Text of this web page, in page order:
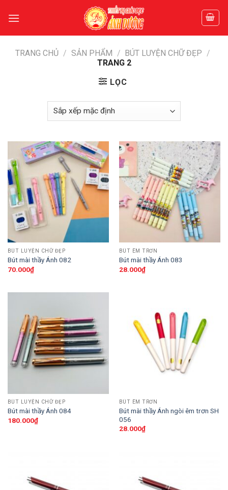
TRANG CHỦ / SẢN PHẨM / BÚT LUYỆN CHỮ ĐẸP /
TRANG 2
LỌC
BÚT LUYỆN CHỮ ĐẸP
Bút mài thầy Ánh 082
70.000₫
BÚT ÊM TRƠN
Bút mài thầy Ánh 083
28.000₫
BÚT LUYỆN CHỮ ĐẸP
Bút mài thầy Ánh 084
180.000₫
BÚT ÊM TRƠN
Bút mài thầy Ánh ngòi êm trơn SH
056
28.000₫